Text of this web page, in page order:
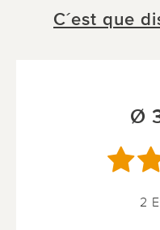
C´est que
Ø
2